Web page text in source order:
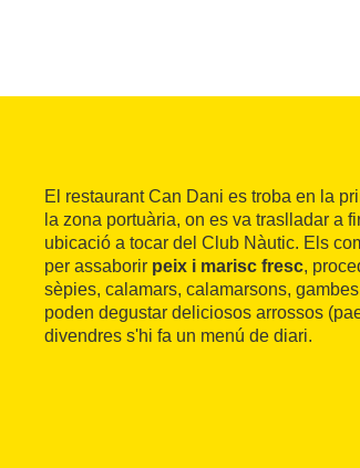
El restaurant Can Dani es troba en la
la zona portuària, on es va traslladar a
ubicació a tocar del Club Nàutic. Els
per assaborir peix i marisc fresc,
sèpies, calamars, calamarsons,
poden degustar deliciosos arrossos
divendres s'hi fa un menú de diari.